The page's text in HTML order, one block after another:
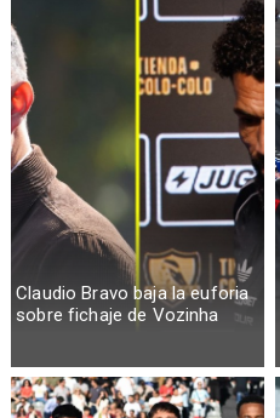
Claudio Bravo baja la euforia
sobre fichaje de Vozinha